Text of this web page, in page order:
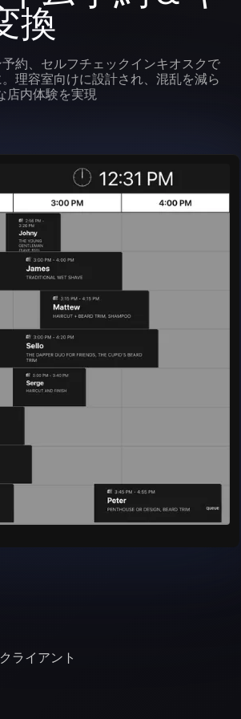
換
約、セルフチェックインキオスクで
理容室向けに設計され、混乱を減ら
店内体験を実現
ライアント